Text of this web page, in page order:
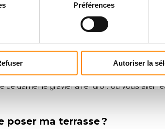
Préférences
Autoriser la
la pose de ma terrasse en
matériel est de constituer des plots béton
section.
la pose de ma terrasse en
de damer le gravier à l’endroit où vous
poser ma terrasse ?